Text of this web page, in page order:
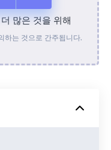
에서
더 많은 것을 위해
하는 것으로 간주됩니다.